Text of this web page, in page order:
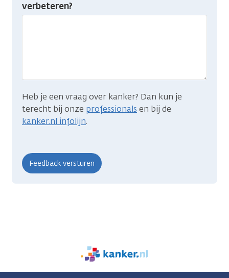
gevonden
verbeteren?
Heb je een vraag over kanker? Dan kun je
terecht bij onze professionals en bij de
kanker.nl infolijn.
We
zijn